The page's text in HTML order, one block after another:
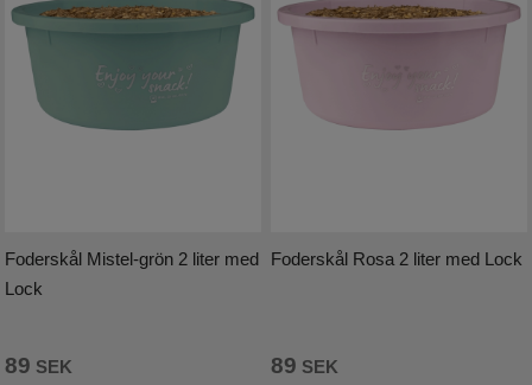
Foderskål Mistel-grön 2 liter med
Lock
89 SEK
Foderskål Rosa 2 liter med Lock
89 SEK